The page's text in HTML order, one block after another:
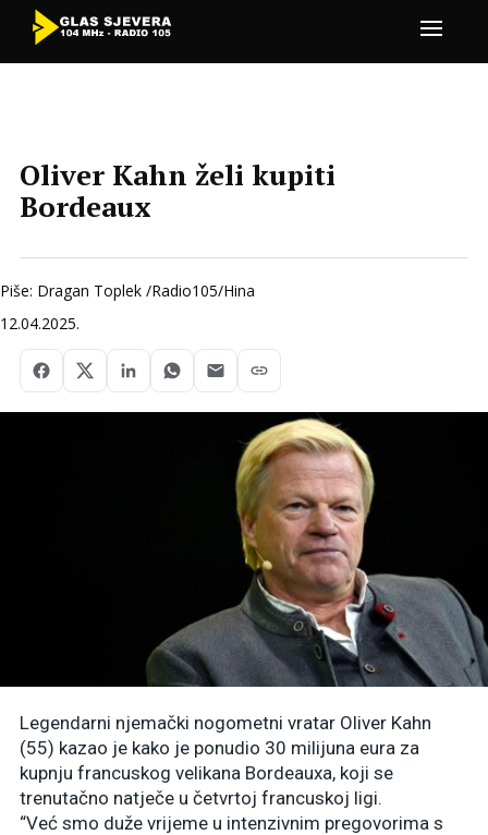
Oliver Kahn želi kupiti
Bordeaux
Piše: Dragan Toplek /Radio105/Hina
12.04.2025.
Legendarni njemački nogometni vratar Oliver Kahn
(55) kazao je kako je ponudio 30 milijuna eura za
kupnju francuskog velikana Bordeauxa, koji se
trenutačno natječe u četvrtoj francuskoj ligi.
“Već smo duže vrijeme u intenzivnim pregovorima s